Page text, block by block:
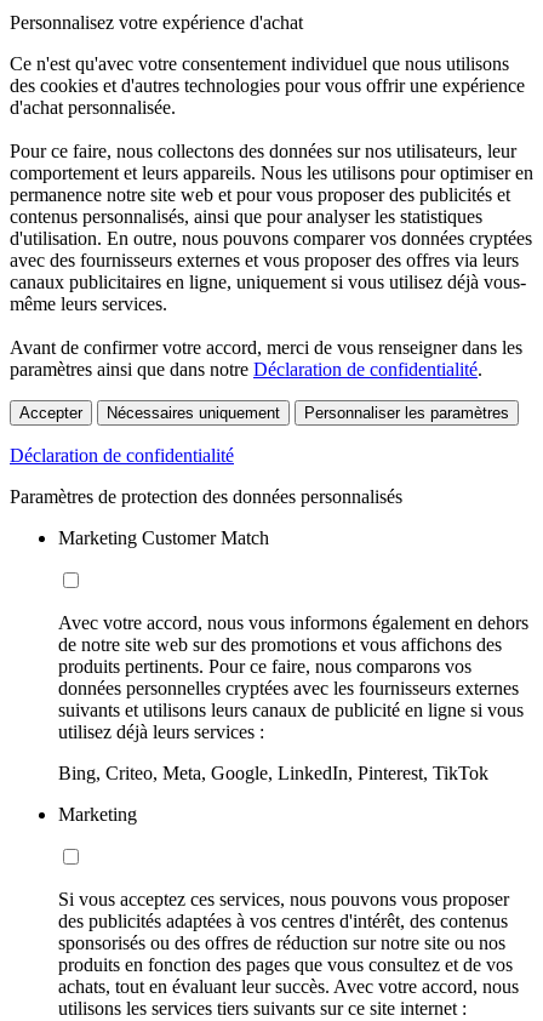
Personnalisez votre expérience d'achat
Ce n'est qu'avec votre consentement individuel que nous utilisons
des cookies et d'autres technologies pour vous offrir une expérience
d'achat personnalisée.
Pour ce faire, nous collectons des données sur nos utilisateurs, leur
comportement et leurs appareils. Nous les utilisons pour optimiser en
permanence notre site web et pour vous proposer des publicités et
contenus personnalisés, ainsi que pour analyser les statistiques
d'utilisation. En outre, nous pouvons comparer vos données cryptées
avec des fournisseurs externes et vous proposer des offres via leurs
canaux publicitaires en ligne, uniquement si vous utilisez déjà vous-
même leurs services.
Avant de confirmer votre accord, merci de vous renseigner dans les
paramètres ainsi que dans notre Déclaration de confidentialité.
Accepter Nécessaires uniquement Personnaliser les paramètres
Déclaration de confidentialité
Paramètres de protection des données personnalisés
Marketing Customer Match
Avec votre accord, nous vous informons également en dehors
de notre site web sur des promotions et vous affichons des
produits pertinents. Pour ce faire, nous comparons vos
données personnelles cryptées avec les fournisseurs externes
suivants et utilisons leurs canaux de publicité en ligne si vous
utilisez déjà leurs services :
Bing, Criteo, Meta, Google, LinkedIn, Pinterest, TikTok
Marketing
Si vous acceptez ces services, nous pouvons vous proposer
des publicités adaptées à vos centres d'intérêt, des contenus
sponsorisés ou des offres de réduction sur notre site ou nos
produits en fonction des pages que vous consultez et de vos
achats, tout en évaluant leur succès. Avec votre accord, nous
utilisons les services tiers suivants sur ce site internet :